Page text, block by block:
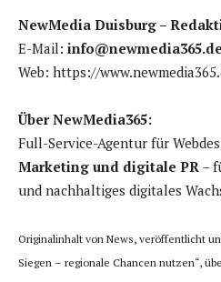
NewMedia Duisburg –
E-Mail: info@newmedia365.de
Web: https://
Über NewMedia365:
Full-Service-Agentur für
Marketing und digitale PR –
und nachhaltiges digitales
Originalinhalt von News, veröffentlicht
Siegen – regionale Chancen nutzen“,